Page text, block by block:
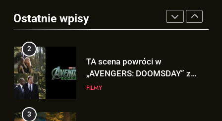
„AVENGERS: DOOMSDAY”
FILMY
4
Kit Connor dołączy do obsady
„X-MEN” jako nowy Scott
NEWSY
5
Ostatnie wpisy„AVENGERS: DOOMSDAY” z
Pepper Potts w roli głównej!
FILMY
3
Znamy szczegóły sceny z
modlitwą Thora do Odyna! –
„AVENGERS: DOOMSDAY”